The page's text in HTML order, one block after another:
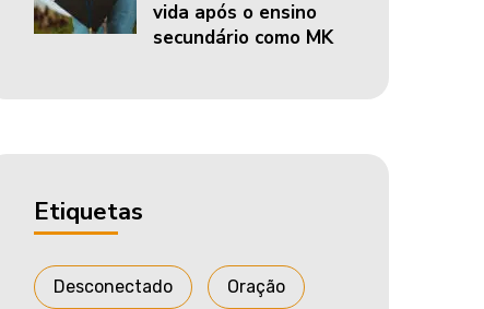
vida após o ensino
secundário como MK
Etiquetas
Desconectado Oração